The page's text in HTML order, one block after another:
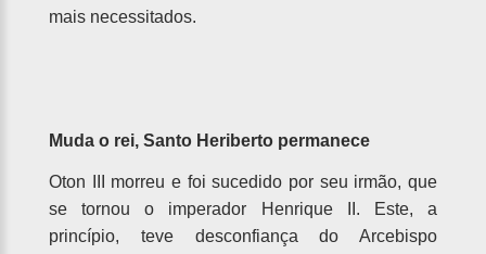
mais necessitados.
Muda o rei, Santo Heriberto permanece
Oton III morreu e foi sucedido por seu irmão, que
se tornou o imperador Henrique II. Este, a
princípio, teve desconfiança do Arcebispo